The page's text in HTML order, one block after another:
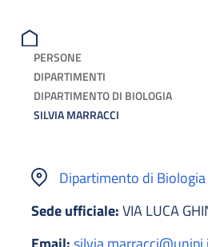
PERSONE
DIPARTIMENTI
DIPARTIMENTO DI BIOLOGIA
SILVIA MARRACCI
Dipartimento di Biologia
Sede ufficiale:VIA LUCA